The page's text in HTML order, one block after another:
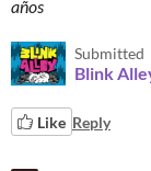
años
Submitted
Blink
Like Reply